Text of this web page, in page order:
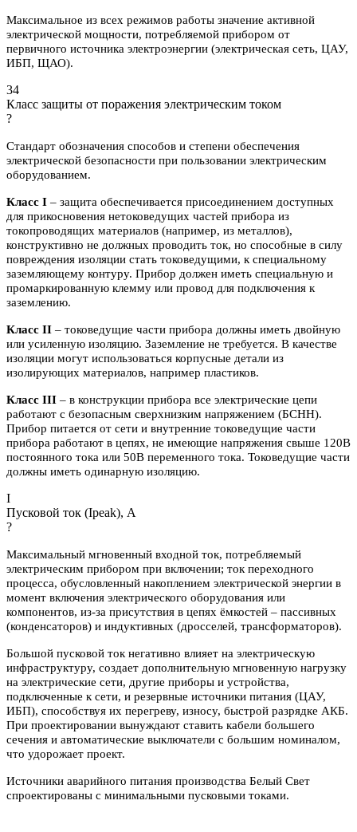
Максимальное из всех режимов работы значение активной
электрической мощности, потребляемой прибором от
первичного источника электроэнергии (электрическая сеть, ЦАУ,
ИБП, ЩАО).
34
Класс защиты от поражения электрическим током
?
Стандарт обозначения способов и степени обеспечения
электрической безопасности при пользовании электрическим
оборудованием.
Класс I – защита обеспечивается присоединением доступных
для прикосновения нетоковедущих частей прибора из
токопроводящих материалов (например, из металлов),
конструктивно не должных проводить ток, но способные в силу
повреждения изоляции стать токоведущими, к специальному
заземляющему контуру. Прибор должен иметь специальную и
промаркированную клемму или провод для подключения к
заземлению.
Класс II – токоведущие части прибора должны иметь двойную
или усиленную изоляцию. Заземление не требуется. В качестве
изоляции могут использоваться корпусные детали из
изолирующих материалов, например пластиков.
Класс III – в конструкции прибора все электрические цепи
работают с безопасным сверхнизким напряжением (БСНН).
Прибор питается от сети и внутренние токоведущие части
прибора работают в цепях, не имеющие напряжения свыше 120В
постоянного тока или 50В переменного тока. Токоведущие части
должны иметь одинарную изоляцию.
I
Пусковой ток (Ipeak), A
?
Максимальный мгновенный входной ток, потребляемый
электрическим прибором при включении; ток переходного
процесса, обусловленный накоплением электрической энергии в
момент включения электрического оборудования или
компонентов, из-за присутствия в цепях ёмкостей – пассивных
(конденсаторов) и индуктивных (дросселей, трансформаторов).
Большой пусковой ток негативно влияет на электрическую
инфраструктуру, создает дополнительную мгновенную нагрузку
на электрические сети, другие приборы и устройства,
подключенные к сети, и резервные источники питания (ЦАУ,
ИБП), способствуя их перегреву, износу, быстрой разрядке АКБ.
При проектировании вынуждают ставить кабели большего
сечения и автоматические выключатели с большим номиналом,
что удорожает проект.
Источники аварийного питания производства Белый Свет
спроектированы с минимальными пусковыми токами.